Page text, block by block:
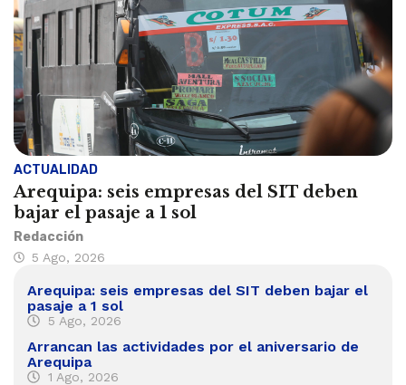
ACTUALIDAD
Arequipa: seis empresas del SIT deben
bajar el pasaje a 1 sol
Redacción
5 Ago, 2026
Arequipa: seis empresas del SIT deben bajar el
pasaje a 1 sol
5 Ago, 2026
Arrancan las actividades por el aniversario de
Arequipa
1 Ago, 2026